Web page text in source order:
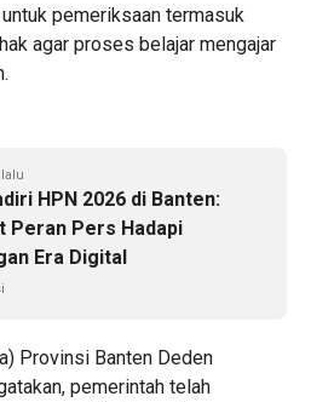
pemeriksaan termasuk
agar proses belajar mengajar
HPN 2026 di Banten:
Peran Pers Hadapi
Era Digital
Provinsi Banten Deden
pemerintah telah